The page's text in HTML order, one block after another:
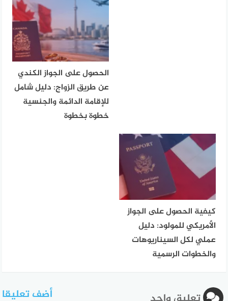
الحصول على الجواز الكندي
عن طريق الزواج: دليل شامل
للإقامة الدائمة والجنسية
خطوة بخطوة
كيفية الحصول على الجواز
الأمريكي للمولود: دليل
عملي لكل السيناريوهات
والخطوات الرسمية
أضف تعليقا